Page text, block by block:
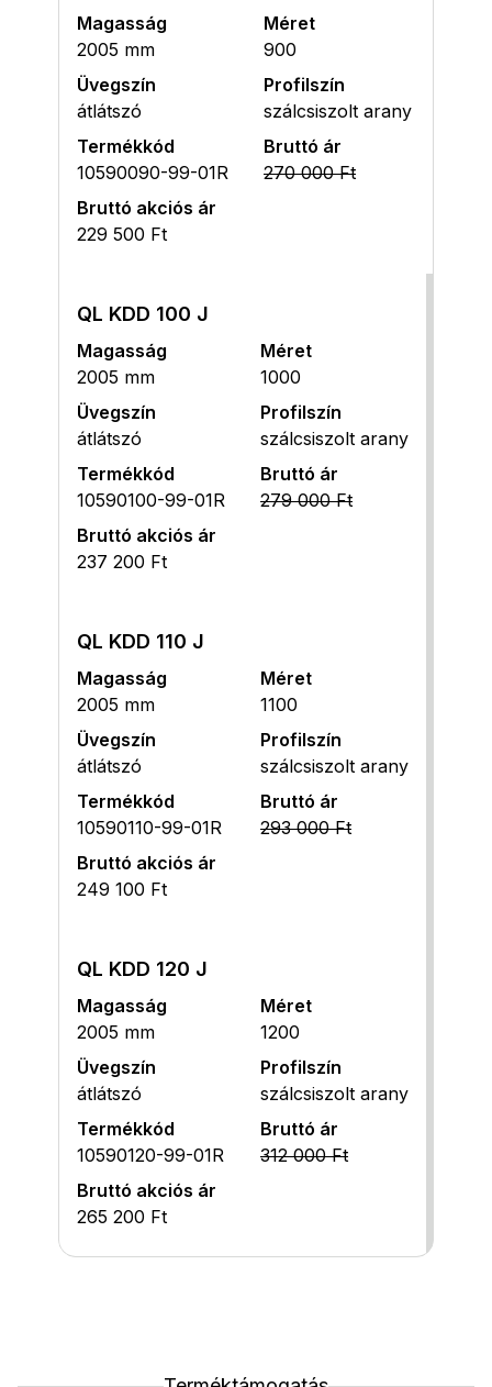
Magasság
2005 mm
Méret
900
Üvegszín
átlátszó
Profilszín
szálcsiszolt arany
Termékkód
10590090-99-01R
Bruttó ár
270 000 Ft
Bruttó akciós ár
229 500 Ft
QL KDD 100 J
Magasság
2005 mm
Méret
1000
Üvegszín
átlátszó
Profilszín
szálcsiszolt arany
Termékkód
10590100-99-01R
Bruttó ár
279 000 Ft
Bruttó akciós ár
237 200 Ft
QL KDD 110 J
Magasság
2005 mm
Méret
1100
Üvegszín
átlátszó
Profilszín
szálcsiszolt arany
Termékkód
10590110-99-01R
Bruttó ár
293 000 Ft
Bruttó akciós ár
249 100 Ft
QL KDD 120 J
Magasság
2005 mm
Méret
1200
Üvegszín
átlátszó
Profilszín
szálcsiszolt arany
Termékkód
10590120-99-01R
Bruttó ár
312 000 Ft
Bruttó akciós ár
265 200 Ft